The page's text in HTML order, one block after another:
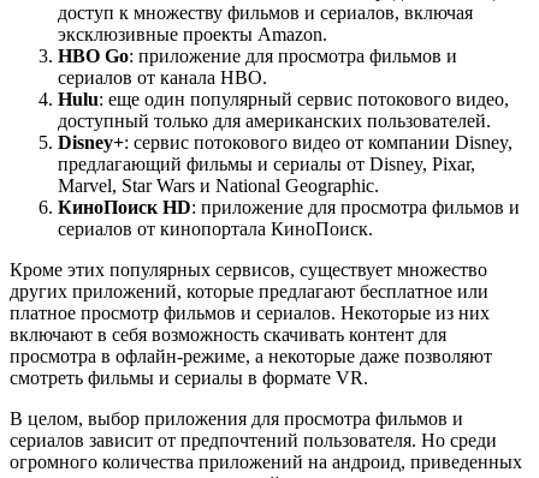
доступ к множеству фильмов и сериалов, включая
эксклюзивные проекты Amazon.
HBO Go: приложение для просмотра фильмов и
сериалов от канала HBO.
Hulu: еще один популярный сервис потокового видео,
доступный только для американских пользователей.
Disney+: сервис потокового видео от компании Disney,
предлагающий фильмы и сериалы от Disney, Pixar,
Marvel, Star Wars и National Geographic.
КиноПоиск HD: приложение для просмотра фильмов и
сериалов от кинопортала КиноПоиск.
Кроме этих популярных сервисов, существует множество
других приложений, которые предлагают бесплатное или
платное просмотр фильмов и сериалов. Некоторые из них
включают в себя возможность скачивать контент для
просмотра в офлайн-режиме, а некоторые даже позволяют
смотреть фильмы и сериалы в формате VR.
В целом, выбор приложения для просмотра фильмов и
сериалов зависит от предпочтений пользователя. Но среди
огромного количества приложений на андроид, приведенных